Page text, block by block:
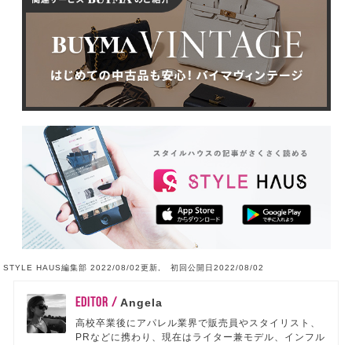
STYLE HAUS編集部 2022/08/02更新, 初回公開日2022/08/02
EDITOR /Angela
高校卒業後にアパレル業界で販売員やスタイリスト、
PRなどに携わり、現在はライター兼モデル、インフル